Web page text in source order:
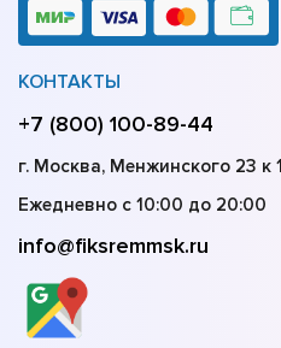
КОНТАКТЫ
+7 (800) 100-89-44
г. Москва, Менжинского 23 к 1
Ежедневно с 10:00 до 20:00
info@fiksremmsk.ru